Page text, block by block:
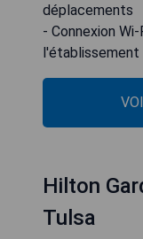
déplacements
- Connexion
l'établissement
Hilton
Tulsa